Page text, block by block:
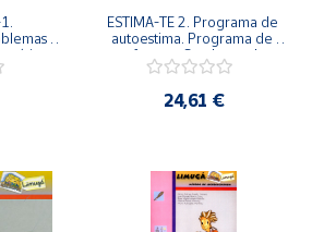
ESTIMA-TE 2. Programa de
autoestima. Programa de
refuerzo. Cuaderno de
recuperación y refuerzo de
24,61 €